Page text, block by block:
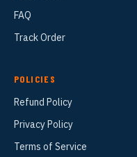
FAQ
Track Order
POLICIES
Refund Policy
Privacy Policy
Terms of Service